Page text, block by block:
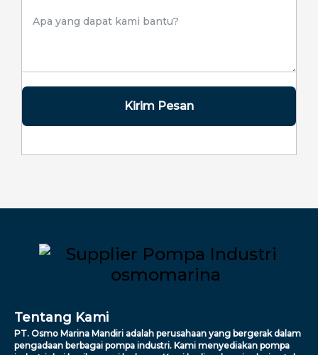
Kirim Pesan
Tentang Kami
PT. Osmo Marina Mandiri adalah perusahaan yang bergerak dalam
pengadaan berbagai pompa industri. Kami menyediakan pompa